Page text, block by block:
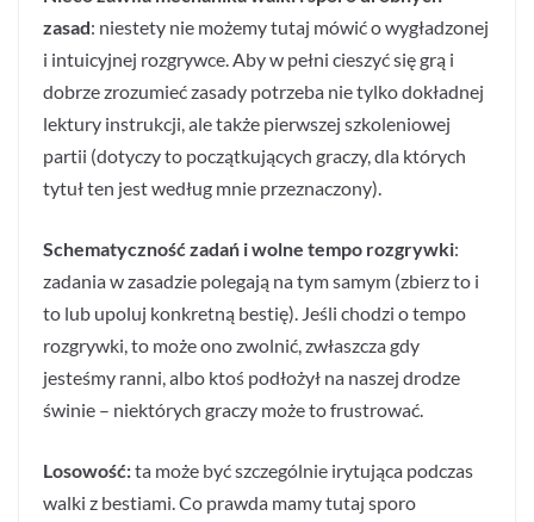
zasad: niestety nie możemy tutaj mówić o wygładzonej
i intuicyjnej rozgrywce. Aby w pełni cieszyć się grą i
dobrze zrozumieć zasady potrzeba nie tylko dokładnej
lektury instrukcji, ale także pierwszej szkoleniowej
partii (dotyczy to początkujących graczy, dla których
tytuł ten jest według mnie przeznaczony).
Schematyczność zadań i wolne tempo rozgrywki:
zadania w zasadzie polegają na tym samym (zbierz to i
to lub upoluj konkretną bestię). Jeśli chodzi o tempo
rozgrywki, to może ono zwolnić, zwłaszcza gdy
jesteśmy ranni, albo ktoś podłożył na naszej drodze
świnie – niektórych graczy może to frustrować.
Losowość:ta może być szczególnie irytująca podczas
walki z bestiami. Co prawda mamy tutaj sporo